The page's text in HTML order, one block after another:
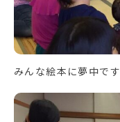
みんな絵本に夢中です